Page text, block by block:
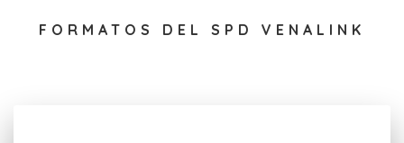
FORMATOS DEL SPD VENALINK